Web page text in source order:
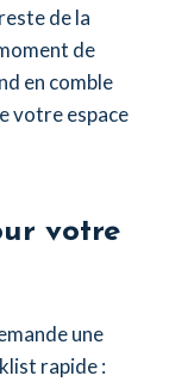
de la
de
en comble
votre espace
votre
une
rapide :